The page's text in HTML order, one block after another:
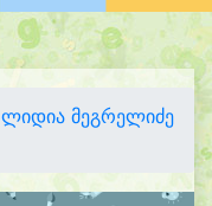
ლიდია მეგრელიძე